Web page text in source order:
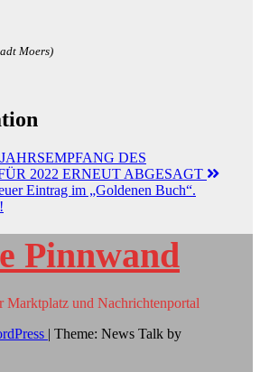
Moers)
DES
2022 ERNEUT ABGESAGT
Eintrag im „Goldenen Buch“.
Pinnwand
Marktplatz und Nachrichtenportal
| Theme: News Talk by